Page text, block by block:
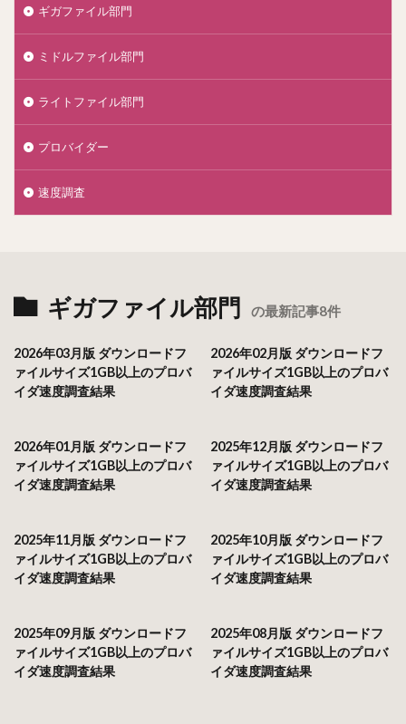
ギガファイル部門
ミドルファイル部門
ライトファイル部門
プロバイダー
速度調査
ギガファイル部門 の最新記事8件
2026年03月版 ダウンロードフ
ァイルサイズ1GB以上のプロバ
イダ速度調査結果
2026年02月版 ダウンロードフ
ァイルサイズ1GB以上のプロバ
イダ速度調査結果
2026年01月版 ダウンロードフ
ァイルサイズ1GB以上のプロバ
イダ速度調査結果
2025年12月版 ダウンロードフ
ァイルサイズ1GB以上のプロバ
イダ速度調査結果
2025年11月版 ダウンロードフ
ァイルサイズ1GB以上のプロバ
イダ速度調査結果
2025年10月版 ダウンロードフ
ァイルサイズ1GB以上のプロバ
イダ速度調査結果
2025年09月版 ダウンロードフ
ァイルサイズ1GB以上のプロバ
イダ速度調査結果
2025年08月版 ダウンロードフ
ァイルサイズ1GB以上のプロバ
イダ速度調査結果